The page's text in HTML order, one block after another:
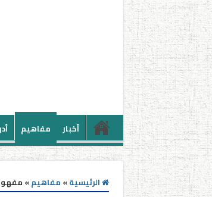
أخبار مفاهيم
الرئيسية» مفاهيم»